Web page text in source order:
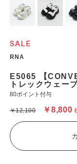
RNA
E5065 【
トレックウェー
80ポイント付与
￥8,800
￥12,100